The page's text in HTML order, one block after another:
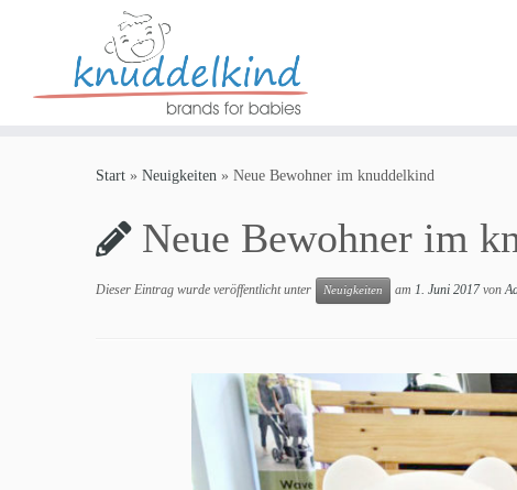
Start » Neuigkeiten » Neue Bewohner im knuddelkind
Neue Bewohner im
Dieser Eintrag wurde veröffentlicht unter Neuigkeiten am 1. Juni 2017 von